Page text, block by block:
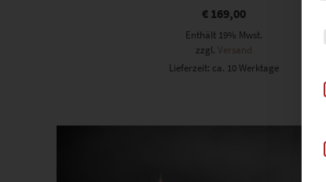
€ 169,00
Enthält 19% Mwst.
zzgl.Versand
Lieferzeit: ca. 10 Werktage
Dieses Produkt weist mehrere Varianten auf. Die Optionen können auf der Produktseite gewählt werden